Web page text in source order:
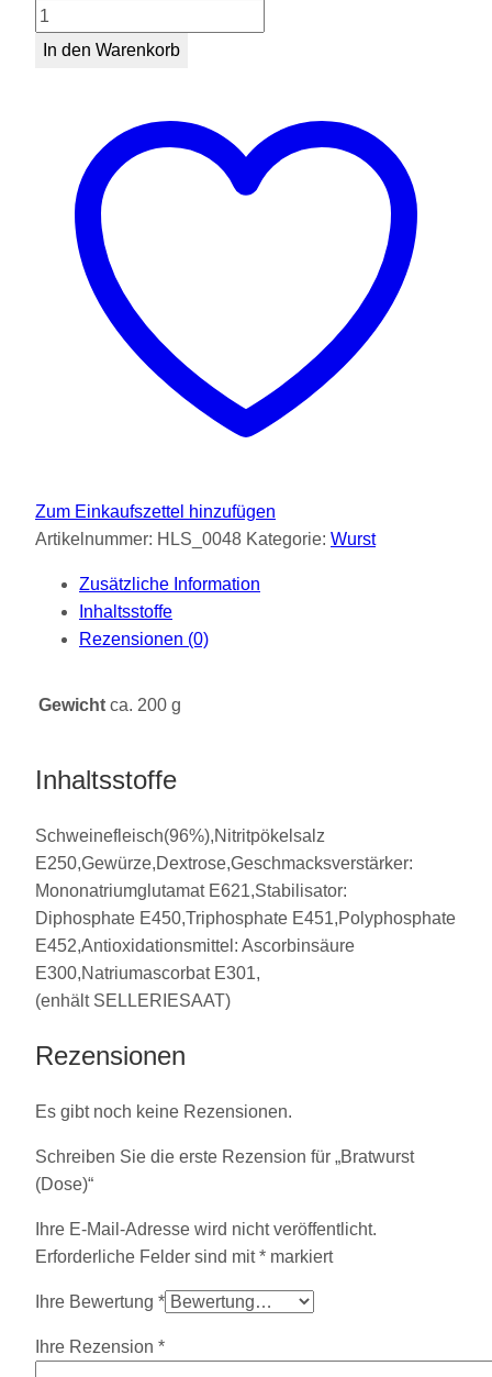
Bratwurst
(Dose)
In den Warenkorb
Zum Einkaufszettel hinzufügen
Artikelnummer: HLS_0048 Kategorie: Wurst
Zusätzliche Information
Inhaltsstoffe
Rezensionen (0)
Gewicht ca. 200 g
Inhaltsstoffe
Schweinefleisch(96%),Nitritpökelsalz
E250,Gewürze,Dextrose,Geschmacksverstärker:
Mononatriumglutamat E621,Stabilisator:
Diphosphate E450,Triphosphate E451,Polyphosphate
E452,Antioxidationsmittel: Ascorbinsäure
E300,Natriumascorbat E301,
(enhält SELLERIESAAT)
Rezensionen
Es gibt noch keine Rezensionen.
Schreiben Sie die erste Rezension für „Bratwurst
(Dose)“
Ihre E-Mail-Adresse wird nicht veröffentlicht.
Erforderliche Felder sind mit* markiert
Ihre Bewertung *
Ihre Rezension *